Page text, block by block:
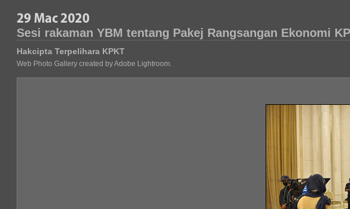
Sesi rakaman YBM tentang Pakej Rangsangan Ekonomi
Hakcipta Terpelihara KPKT
Web Photo Gallery created by Adobe Lightroom.